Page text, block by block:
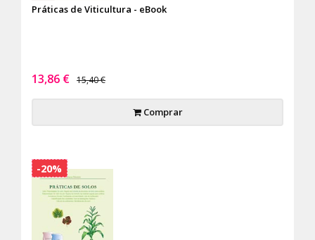
Práticas de Viticultura - eBook
13,86 € 15,40 €
Comprar
-20%